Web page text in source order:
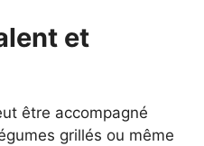
et
être accompagné
grillés ou même